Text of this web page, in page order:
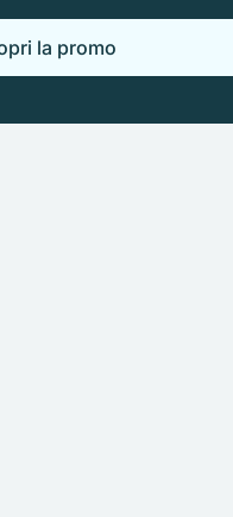
la promo